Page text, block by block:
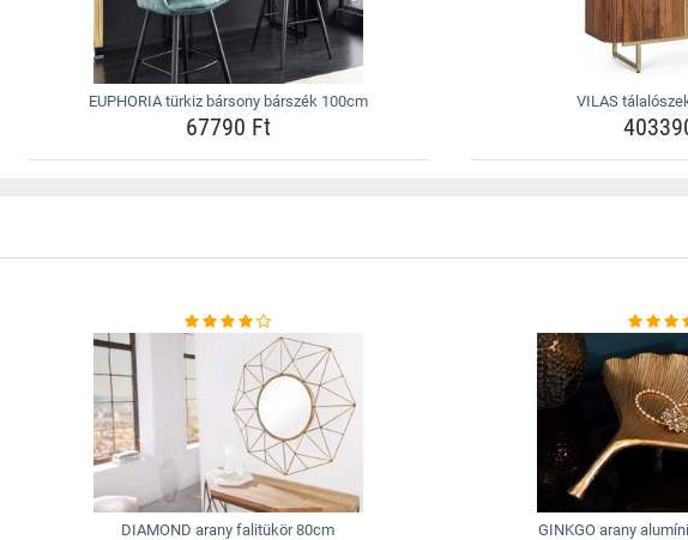
EUPHORIA türkiz bársony bárszék 100cm
67790 Ft
VILAS
DIAMOND arany falitükör 80cm GINKGO arany